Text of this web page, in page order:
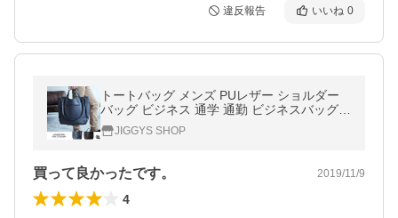
違反報告 いいね 0
トートバッグ メンズ PUレザー ショルダー
バッグ ビジネス 通学 通勤 ビジネスバッグ
鞄 カバン
JIGGYS SHOP
買って良かったです。 2019/11/9
4